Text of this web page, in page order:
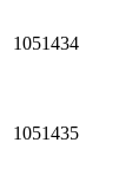
1051434
1051435